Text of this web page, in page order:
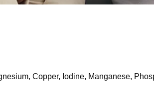
Copper, Iodine, Manganese,